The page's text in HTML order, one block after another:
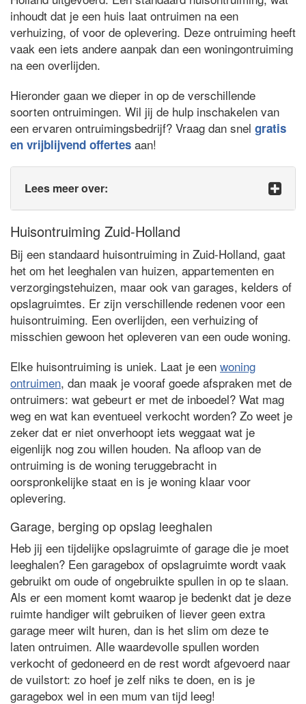
inhoudt dat je een huis laat ontruimen na een
verhuizing, of voor de oplevering. Deze ontruiming heeft
vaak een iets andere aanpak dan een woningontruiming
na een overlijden.
Hieronder gaan we dieper in op de verschillende
soorten ontruimingen. Wil jij de hulp inschakelen van
een ervaren ontruimingsbedrijf? Vraag dan snel gratis
en vrijblijvend offertes aan!
Lees meer over:
Huisontruiming Zuid-Holland
Bij een standaard huisontruiming in Zuid-Holland, gaat
het om het leeghalen van huizen, appartementen en
verzorgingstehuizen, maar ook van garages, kelders of
opslagruimtes. Er zijn verschillende redenen voor een
huisontruiming. Een overlijden, een verhuizing of
misschien gewoon het opleveren van een oude woning.
Elke huisontruiming is uniek. Laat je een woning
ontruimen, dan maak je vooraf goede afspraken met de
ontruimers: wat gebeurt er met de inboedel? Wat mag
weg en wat kan eventueel verkocht worden? Zo weet je
zeker dat er niet onverhoopt iets weggaat wat je
eigenlijk nog zou willen houden. Na afloop van de
ontruiming is de woning teruggebracht in
oorspronkelijke staat en is je woning klaar voor
oplevering.
Garage, berging op opslag leeghalen
Heb jij een tijdelijke opslagruimte of garage die je moet
leeghalen? Een garagebox of opslagruimte wordt vaak
gebruikt om oude of ongebruikte spullen in op te slaan.
Als er een moment komt waarop je bedenkt dat je deze
ruimte handiger wilt gebruiken of liever geen extra
garage meer wilt huren, dan is het slim om deze te
laten ontruimen. Alle waardevolle spullen worden
verkocht of gedoneerd en de rest wordt afgevoerd naar
de vuilstort: zo hoef je zelf niks te doen, en is je
garagebox wel in een mum van tijd leeg!